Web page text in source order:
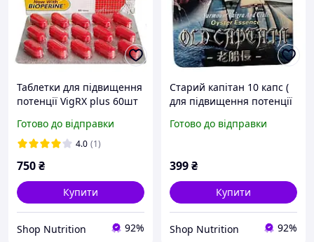
Таблетки для підвищення
потенції VigRX plus 60шт
vigrx, Вигрикс віг ерікс
плюс
Готово до відправки
4.0 (1)
750₴
Купити
Shop Nutrition 92%
Старий капітан 10 капс (
для підвищення потенції
Готово до відправки
399₴
Купити
Shop Nutrition 92%